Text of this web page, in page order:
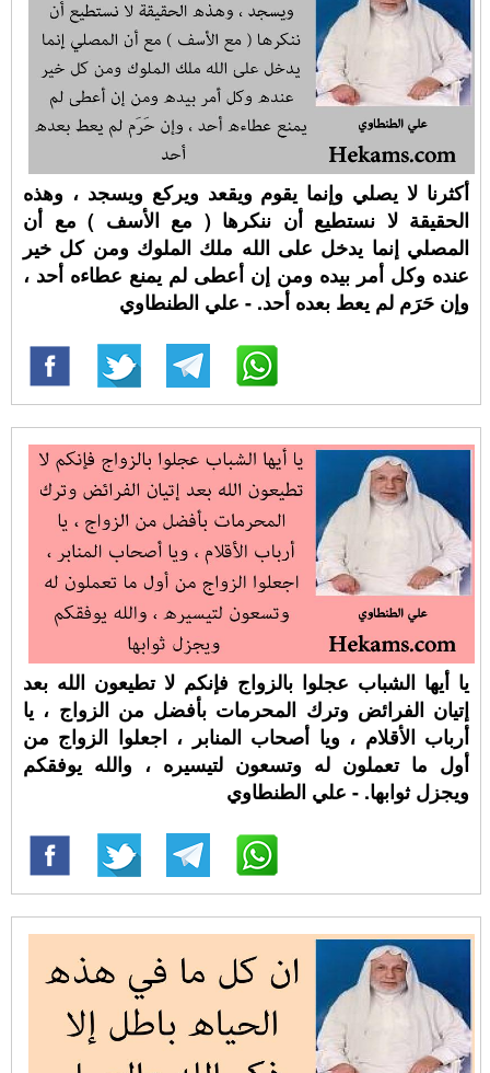
أكثرنا لا يصلي وإنما يقوم ويقعد ويركع ويسجد ، وهذه
الحقيقة لا نستطيع أن ننكرها ( مع الأسف ) مع أن
المصلي إنما يدخل على الله ملك الملوك ومن كل خير
عنده وكل أمر بيده ومن إن أعطى لم يمنع عطاءه أحد ،
وإن حَرَم لم يعط بعده أحد. - علي الطنطاوي
يا أيها الشباب عجلوا بالزواج فإنكم لا تطيعون الله بعد
إتيان الفرائض وترك المحرمات بأفضل من الزواج ، يا
أرباب الأقلام ، ويا أصحاب المنابر ، اجعلوا الزواج من
أول ما تعملون له وتسعون لتيسيره ، والله يوفقكم
ويجزل ثوابها. - علي الطنطاوي